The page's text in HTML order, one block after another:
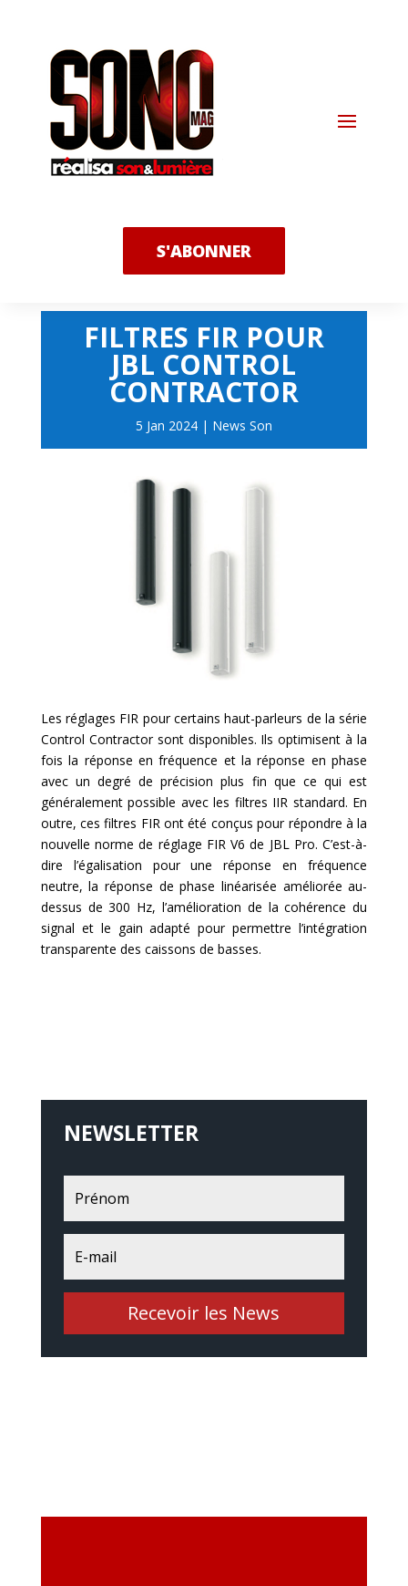
S'ABONNER
FILTRES FIR POUR
JBL CONTROL
CONTRACTOR
5 Jan 2024| News Son
Les réglages FIR pour certains haut-parleurs de la série
Control Contractor sont disponibles. Ils optimisent à la
fois la réponse en fréquence et la réponse en phase
avec un degré de précision plus fin que ce qui est
généralement possible avec les filtres IIR standard. En
outre, ces filtres FIR ont été conçus pour répondre à la
nouvelle norme de réglage FIR V6 de JBL Pro. C’est-à-
dire l’égalisation pour une réponse en fréquence
neutre, la réponse de phase linéarisée améliorée au-
dessus de 300 Hz, l’amélioration de la cohérence du
signal et le gain adapté pour permettre l’intégration
transparente des caissons de basses.
NEWSLETTER
Recevoir les News